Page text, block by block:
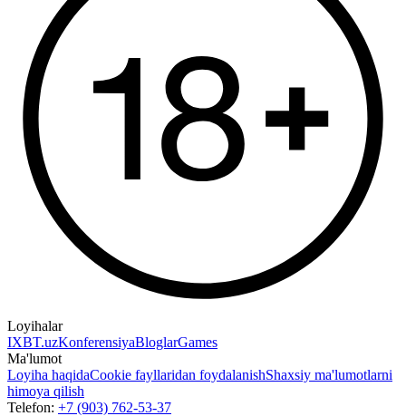
Loyihalar
IXBT.uzKonferensiyaBloglarGames
Ma'lumot
Loyiha haqidaCookie fayllaridan foydalanishShaxsiy ma'lumotlarni
himoya qilish
Telefon: +7 (903) 762-53-37